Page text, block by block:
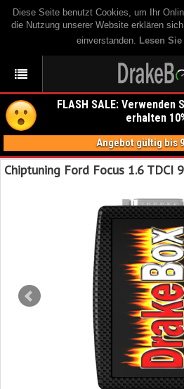
Diese Seite benutzt Cookies, um Ihr
die Nutzung unserer Website erklären
einverstanden. Lesen
FLASH SALE: Verwenden
erhalten
Angebot gültig bis
Chiptuning Ford Focus 1.6 TDCI